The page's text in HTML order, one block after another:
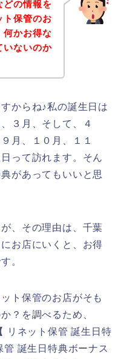
どの情報を
ト保管のお
何かお得な
いないのか
からね♪私の誕生日は
３月、そして、４
月、１０月、１１
って訪れます。そん
があってもいいと思
、その理由は、千葉
お店にいくと、お得
。
ト保管のお店がそも
？を調べるため、
リネット保管 誕生日特
誕生日特典ボーナス